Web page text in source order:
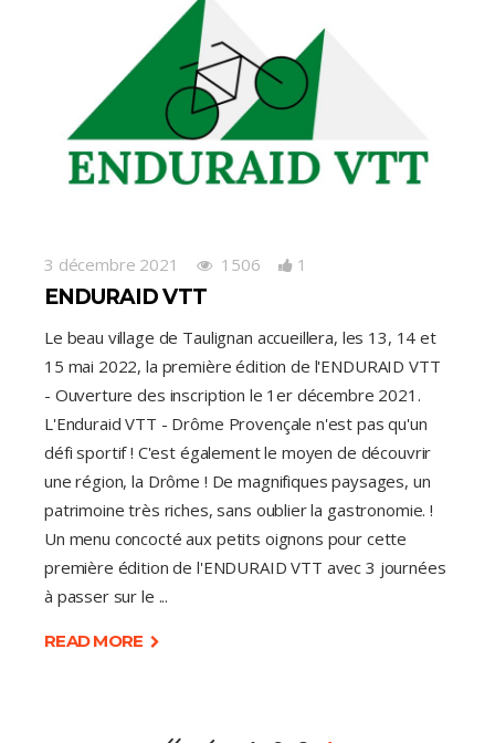
3 décembre 2021 1506 1
ENDURAID VTT
Le beau village de Taulignan accueillera, les 13, 14 et
15 mai 2022, la première édition de l'ENDURAID VTT
- Ouverture des inscription le 1er décembre 2021.
L'Enduraid VTT - Drôme Provençale n'est pas qu'un
défi sportif ! C'est également le moyen de découvrir
une région, la Drôme ! De magnifiques paysages, un
patrimoine très riches, sans oublier la gastronomie. !
Un menu concocté aux petits oignons pour cette
première édition de l'ENDURAID VTT avec 3 journées
à passer sur le
READ MORE